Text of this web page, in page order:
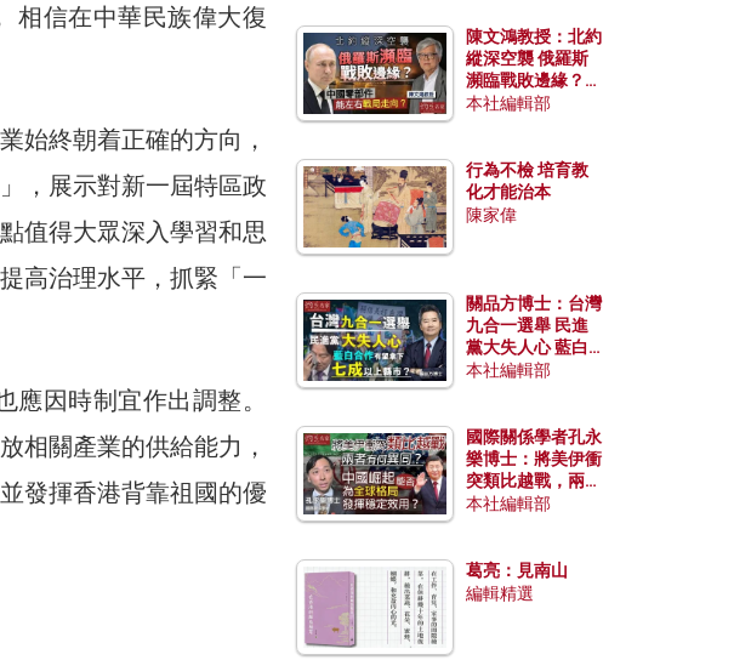
相信在中華民族偉大復
始終朝着正確的方向，
，展示對新一屆特區政
值得大眾深入學習和思
高治理水平，抓緊「一
因時制宜作出調整。
相關產業的供給能力，
發揮香港背靠祖國的優
陳文鴻教授：北約
縱深空襲 俄羅斯
瀕臨戰敗邊緣？中
國零部件能左右戰
本社編輯部
行為不檢 培育教
化才能治本
陳家偉
關品方博士：台灣
九合一選舉 民進
黨大失人心 藍白
合作有望拿下七成
本社編輯部
國際關係學者孔永
樂博士：將美伊衝
突類比越戰，兩者
有何異同？中國崛
本社編輯部
葛亮：見南山
編輯精選